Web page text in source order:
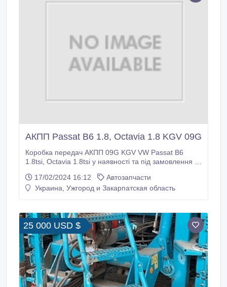
АКПП Passat B6 1.8, Octavia 1.8 KGV 09G
Коробка передач АКПП 09G KGV VW Passat B6
1.8tsi, Octavia 1.8tsi у наявності та під замовлення з
ЄС. Гарантія від 30 днів. Сайт: https://akpp.in.ua/ Тел
+380681451053 +380660100405.
17/02/2024 16:12
Автозапчасти
Украина, Ужгород и Закарпатская область
25 000 USD $